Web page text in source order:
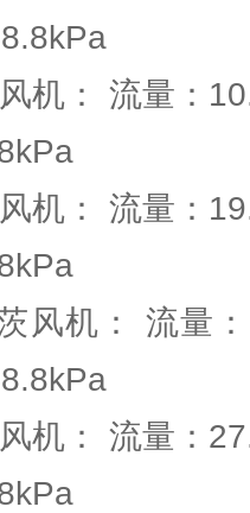
机： 流量：
机： 流量：
风机： 流量
机： 流量：